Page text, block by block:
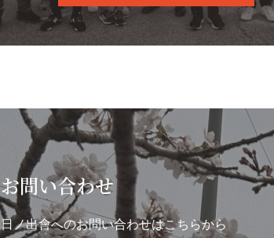
お問い合わせ
日ノ出會へのお問い合わせはこちらから